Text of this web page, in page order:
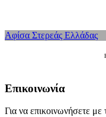
Αφίσα Στερεάς Ελλάδας
Επικοινωνία
Για να επικοινωνήσετε